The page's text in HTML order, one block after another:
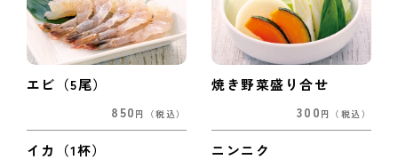
エビ（5尾）
850 円 （税込）
イカ（1杯）
焼き野菜盛り合せ
300 円 （税込）
ニンニク